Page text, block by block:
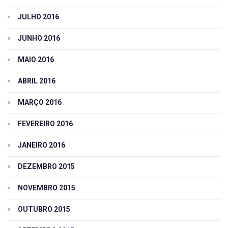
JULHO 2016
JUNHO 2016
MAIO 2016
ABRIL 2016
MARÇO 2016
FEVEREIRO 2016
JANEIRO 2016
DEZEMBRO 2015
NOVEMBRO 2015
OUTUBRO 2015